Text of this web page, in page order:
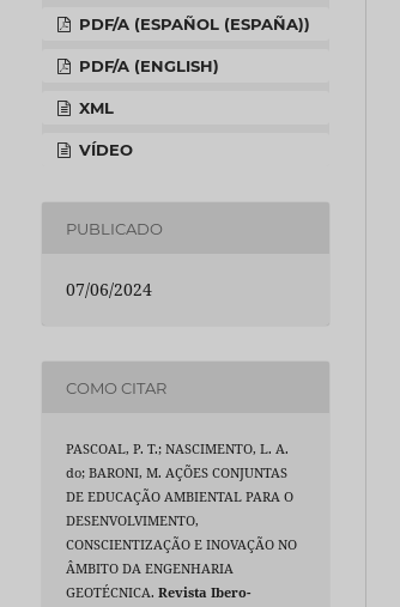
PDF/A (ESPAÑOL (ESPAÑA))
PDF/A (ENGLISH)
XML
VÍDEO
PUBLICADO
07/06/2024
COMO CITAR
PASCOAL, P. T.; NASCIMENTO, L. A.
do; BARONI, M. AÇÕES CONJUNTAS
DE EDUCAÇÃO AMBIENTAL PARA O
DESENVOLVIMENTO,
CONSCIENTIZAÇÃO E INOVAÇÃO NO
ÂMBITO DA ENGENHARIA
GEOTÉCNICA.Revista Ibero-